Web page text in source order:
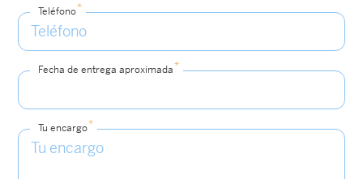
Teléfono*
Fecha de entrega aproximada*
Tu encargo*